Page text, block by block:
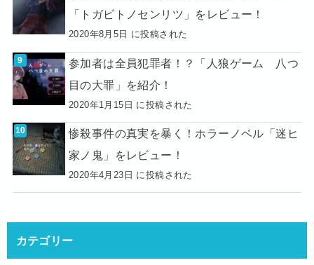
「トガビトノセンリツ」をレビュー！
2020年8月5日 に投稿された
参加者は全員犯罪者！？「人狼ゲーム 八つ
目の大罪」を紹介！
2020年1月15日 に投稿された
惨殺事件の真実を暴く！ホラーノベル「迷ヒ
家ノ鬼」をレビュー！
2020年4月23日 に投稿された
カテゴリー